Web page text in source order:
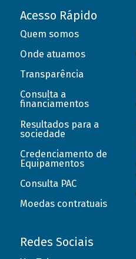
Acesso Rápido
Quem somos
Onde atuamos
Transparência
Consulta a
financiamentos
Resultados para a
sociedade
Credenciamento de
Equipamentos
Consulta PAC
Moedas contratuais
Redes Sociais